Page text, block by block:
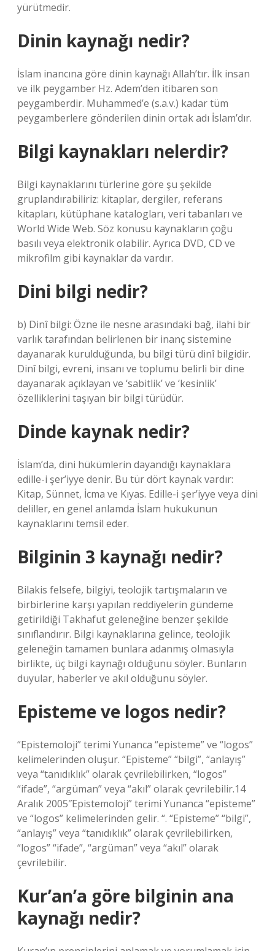
yürütmedir.
Dinin kaynağı nedir?
İslam inancına göre dinin kaynağı Allah’tır. İlk insan
ve ilk peygamber Hz. Adem’den itibaren son
peygamberdir. Muhammed’e (s.a.v.) kadar tüm
peygamberlere gönderilen dinin ortak adı İslam’dır.
Bilgi kaynakları nelerdir?
Bilgi kaynaklarını türlerine göre şu şekilde
gruplandırabiliriz: kitaplar, dergiler, referans
kitapları, kütüphane katalogları, veri tabanları ve
World Wide Web. Söz konusu kaynakların çoğu
basılı veya elektronik olabilir. Ayrıca DVD, CD ve
mikrofilm gibi kaynaklar da vardır.
Dini bilgi nedir?
b) Dinî bilgi: Özne ile nesne arasındaki bağ, ilahi bir
varlık tarafından belirlenen bir inanç sistemine
dayanarak kurulduğunda, bu bilgi türü dinî bilgidir.
Dinî bilgi, evreni, insanı ve toplumu belirli bir dine
dayanarak açıklayan ve ‘sabitlik’ ve ‘kesinlik’
özelliklerini taşıyan bir bilgi türüdür.
Dinde kaynak nedir?
İslam’da, dini hükümlerin dayandığı kaynaklara
edille-i şer’iyye denir. Bu tür dört kaynak vardır:
Kitap, Sünnet, İcma ve Kıyas. Edille-i şer’iyye veya dini
deliller, en genel anlamda İslam hukukunun
kaynaklarını temsil eder.
Bilginin 3 kaynağı nedir?
Bilakis felsefe, bilgiyi, teolojik tartışmaların ve
birbirlerine karşı yapılan reddiyelerin gündeme
getirildiği Takhafut geleneğine benzer şekilde
sınıflandırır. Bilgi kaynaklarına gelince, teolojik
geleneğin tamamen bunlara adanmış olmasıyla
birlikte, üç bilgi kaynağı olduğunu söyler. Bunların
duyular, haberler ve akıl olduğunu söyler.
Episteme ve logos nedir?
“Epistemoloji” terimi Yunanca “episteme” ve “logos”
kelimelerinden oluşur. “Episteme” “bilgi”, “anlayış”
veya “tanıdıklık” olarak çevrilebilirken, “logos”
“ifade”, “argüman” veya “akıl” olarak çevrilebilir.14
Aralık 2005″Epistemoloji” terimi Yunanca “episteme”
ve “logos” kelimelerinden gelir. “. “Episteme” “bilgi”,
“anlayış” veya “tanıdıklık” olarak çevrilebilirken,
“logos” “ifade”, “argüman” veya “akıl” olarak
çevrilebilir.
Kur’an’a göre bilginin ana
kaynağı nedir?